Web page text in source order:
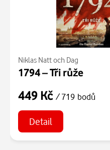
Niklas Natt och Dag
1794 – Tři růže
449 Kč / 719 bodů
Detail